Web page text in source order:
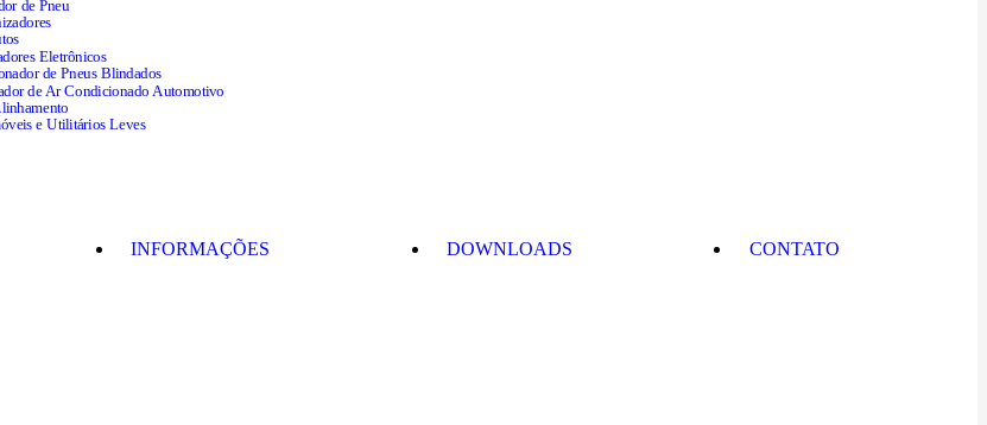
de Pneu
Eletrônicos
de Pneus Blindados
de Ar Condicionado Automotivo
e Utilitários Leves
INFORMAÇÕES DOWNLOADS
CONTATO